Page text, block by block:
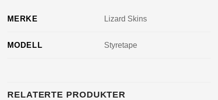
MERKE Lizard Skins
MODELL Styretape
RELATERTE PRODUKTER